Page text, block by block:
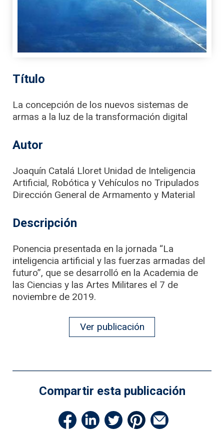
Título
La concepción de los nuevos sistemas de
armas a la luz de la transformación digital
Autor
Joaquín Catalá Lloret Unidad de Inteligencia
Artificial, Robótica y Vehículos no Tripulados
Dirección General de Armamento y Material
Descripción
Ponencia presentada en la jornada “La
inteligencia artificial y las fuerzas armadas del
futuro”, que se desarrolló en la Academia de
las Ciencias y las Artes Militares el 7 de
noviembre de 2019.
Ver publicación
Compartir esta publicación